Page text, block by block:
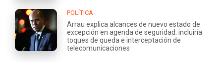
POLÍTICA
Arrau explica alcances de nuevo estado de
excepción en agenda de seguridad: incluiría
toques de queda e interceptación de
telecomunicaciones